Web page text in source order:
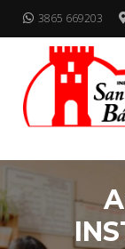
3865 669203